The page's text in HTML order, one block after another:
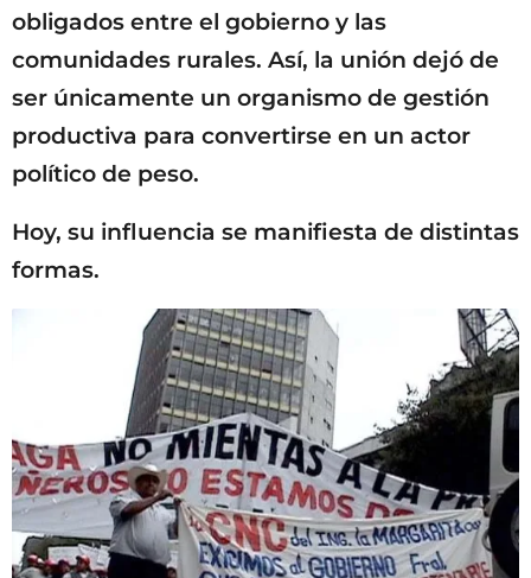
obligados entre el gobierno y las
comunidades rurales. Así, la unión dejó de
ser únicamente un organismo de gestión
productiva para convertirse en un actor
político de peso.
Hoy, su influencia se manifiesta de distintas
formas.